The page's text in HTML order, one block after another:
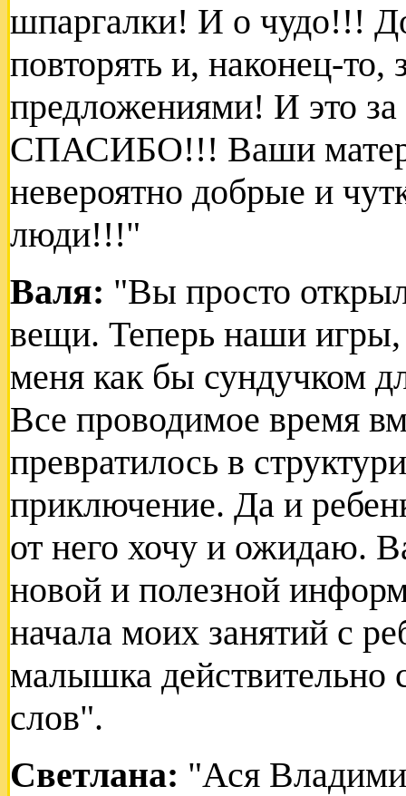
шпаргалки! И о чудо!!!
повторять и, наконец-
предложениями! И это
СПАСИБО!!! Ваши
невероятно добрые и
люди!!!"
Валя: "Вы просто
вещи. Теперь наши игры,
меня как бы сундучком
Все проводимое время
превратилось в
приключение. Да и
от него хочу и ожидаю.
новой и полезной
начала моих занятий с
малышка действительно
слов".
Светлана: "Ася